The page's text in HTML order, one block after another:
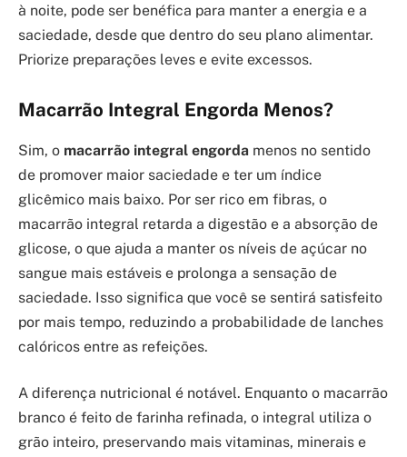
à noite, pode ser benéfica para manter a energia e a
saciedade, desde que dentro do seu plano alimentar.
Priorize preparações leves e evite excessos.
Macarrão Integral Engorda Menos?
Sim, o macarrão integral engorda menos no sentido
de promover maior saciedade e ter um índice
glicêmico mais baixo. Por ser rico em fibras, o
macarrão integral retarda a digestão e a absorção de
glicose, o que ajuda a manter os níveis de açúcar no
sangue mais estáveis e prolonga a sensação de
saciedade. Isso significa que você se sentirá satisfeito
por mais tempo, reduzindo a probabilidade de lanches
calóricos entre as refeições.
A diferença nutricional é notável. Enquanto o macarrão
branco é feito de farinha refinada, o integral utiliza o
grão inteiro, preservando mais vitaminas, minerais e